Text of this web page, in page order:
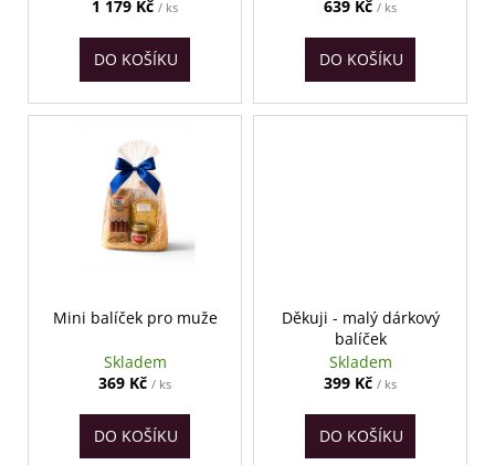
1 179 Kč / ks
DO KOŠÍKU
639 Kč / ks
DO KOŠÍKU
Mini balíček pro muže
Skladem
369 Kč / ks
DO KOŠÍKU
Děkuji - malý dárkový
balíček
Skladem
399 Kč / ks
DO KOŠÍKU
m
e